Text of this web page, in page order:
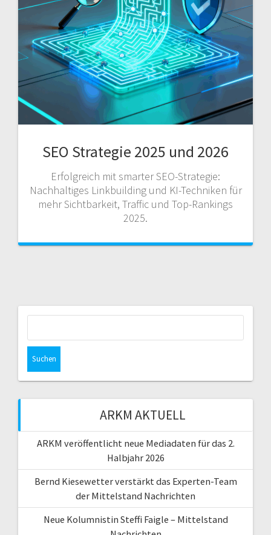
SEO Strategie 2025 und 2026
Erfolgreich mit smarter SEO-Strategie:
Nachhaltiges Linkbuilding und KI-Techniken für
mehr Sichtbarkeit, Traffic und Top-Rankings
2025.
ARKM AKTUELL
ARKM veröffentlicht neue Mediadaten für das 2.
Halbjahr 2026
Bernd Kiesewetter verstärkt das Experten-Team
der Mittelstand Nachrichten
Neue Kolumnistin Steffi Faigle – Mittelstand